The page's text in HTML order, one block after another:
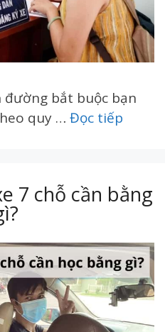
bắt buộc bạn
quy … Đọc tiếp
7 chỗ cần bằng